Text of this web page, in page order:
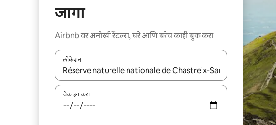
जागा
Airbnb वर अनोखी रेंटल्स, घरे आणि बरेच काही बुक करा
लोकेशन
जेव्हा परिणाम उपलब्ध असतील, तेव्हा वरच्या आणि खाली बाणांच्या किजसह नेव्हिगेट
चेक इन करा